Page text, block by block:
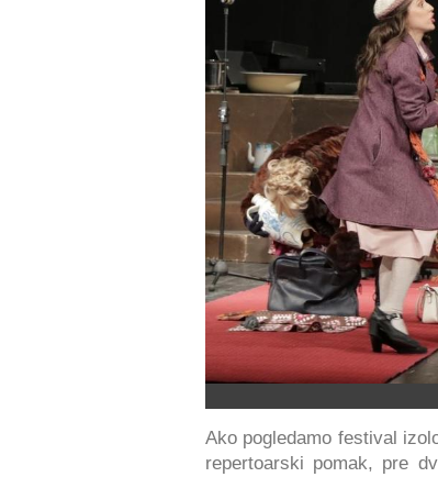
Ako pogledamo festival
repertoarski pomak, pre